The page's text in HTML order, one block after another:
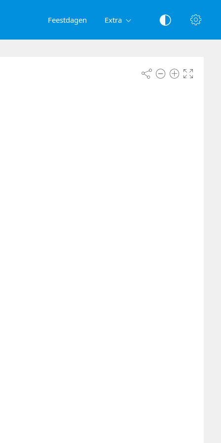
Feestdagen Extra